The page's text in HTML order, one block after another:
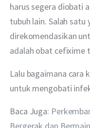
Layanan
harus segera diobati
tubuh lain. Salah satu
direkomendasikan
adalah obat cefixime
Lalu bagaimana
untuk mengobati
Baca Juga:
Bergerak dan Bermain